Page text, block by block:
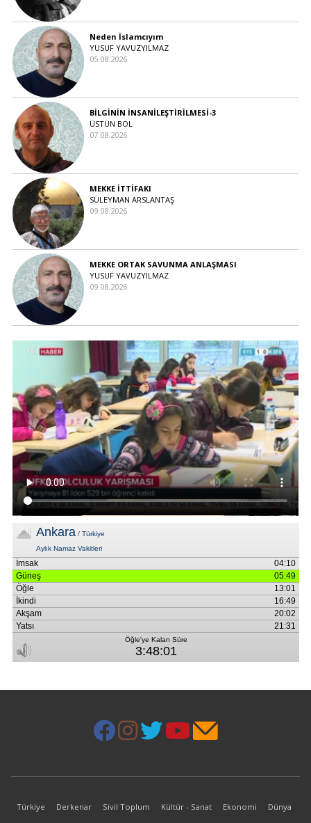
Neden İslamcıyım
YUSUF YAVUZYILMAZ
05.08.2026
BİLGİNİN İNSANİLEŞTİRİLMESİ-3
ÜSTÜN BOL
07.08.2026
MEKKE İTTİFAKI
SÜLEYMAN ARSLANTAŞ
09.08.2026
MEKKE ORTAK SAVUNMA ANLAŞMASI
YUSUF YAVUZYILMAZ
09.08.2026
Türkiye Derkenar Sivil Toplum Kültür - Sanat Ekonomi Dünya